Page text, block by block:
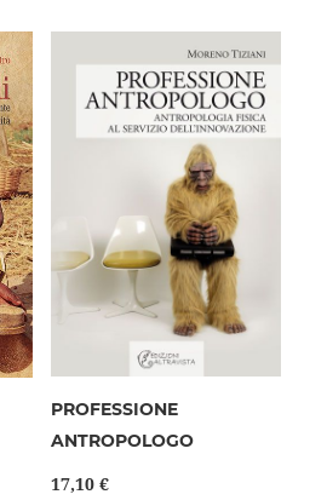
PROFESSIONE
ANTROPOLOGO
17,10 €